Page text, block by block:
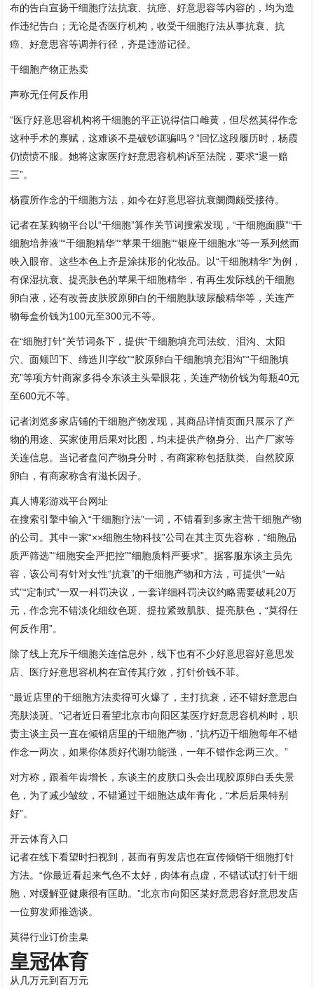
布的告白宣扬干细胞疗法抗衰、抗癌、好意思容等内容的，均为造
作违纪告白；无论是否医疗机构，收受干细胞疗法从事抗衰、抗
癌、好意思容等调养行径，齐是违游记径。
干细胞产物正热卖
声称无任何反作用
“医疗好意思容机构将干细胞的平正说得信口雌黄，但尽然莫得作念
这种手术的禀赋，这难谈不是破钞诓骗吗？”回忆这段履历时，杨霞
仍愤愤不服。她将这家医疗好意思容机构诉至法院，要求“退一赔
三”。
杨霞所作念的干细胞方法，如今在好意思容抗衰阛阓颇受接待。
记者在某购物平台以“干细胞”算作关节词搜索发现，“干细胞面膜”“干
细胞培养液”“干细胞精华”“苹果干细胞”“银座干细胞水”等一系列然而
映入眼帘。这些本色上齐是涂抹形的化妆品。以“干细胞精华”为例，
有保湿抗衰、提亮肤色的苹果干细胞精华，有再生发际线的干细胞
卵白液，还有改善皮肤胶原卵白的干细胞肽玻尿酸精华等，关连产
物每盒价钱为100元至300元不等。
在“细胞打针”关节词条下，提供“干细胞填充司法纹、泪沟、太阳
穴、面颊凹下、缔造川字纹”“胶原卵白干细胞填充泪沟”“干细胞填
充”等项方针商家多得令东谈主头晕眼花，关连产物价钱为每瓶40元
至600元不等。
记者浏览多家店铺的干细胞产物发现，其商品详情页面只展示了产
物的用途、买家使用后果对比图，均未提供产物身分、出产厂家等
关连信息。当记者盘问产物身分时，有商家称包括肽类、自然胶原
卵白，有商家称含有滋长因子。
真人博彩游戏平台网址
在搜索引擎中输入“干细胞疗法”一词，不错看到多家主营干细胞产物
的公司。其中一家“××细胞生物科技”公司在其主页先容称，“细胞品
质严筛选”“细胞安全严把控”“细胞质料严要求”。据客服东谈主员先
容，该公司有针对女性“抗衰”的干细胞产物和方法，可提供“一站
式”“定制式”一双一科罚决议，一套详细科罚决议约略需要破耗20万
元，作念完不错淡化细纹色斑、提拉紧致肌肤、提亮肤色，“莫得任
何反作用”。
除了线上充斥干细胞关连信息外，线下也有不少好意思容好意思发
店、医疗好意思容机构在宣传其疗效，打针价钱不菲。
“最近店里的干细胞方法卖得可火爆了，主打抗衰，还不错好意思白
亮肤淡斑。”记者近日看望北京市向阳区某医疗好意思容机构时，职
责主谈主员一直在倾销店里的干细胞产物，“抗朽迈干细胞每年不错
作念一两次，如果你体质好代谢功能强，一年不错作念两三次。”
对方称，跟着年齿增长，东谈主的皮肤口头会出现胶原卵白丢失景
色，为了减少皱纹，不错通过干细胞达成年青化，“术后后果特别
好”。
开云体育入口
记者在线下看望时扫视到，甚而有剪发店也在宣传倾销干细胞打针
方法。“你最近看起来气色不太好，肉体有点虚，不错试试打针干细
胞，对缓解亚健康很有匡助。”北京市向阳区某好意思容好意思发店
一位剪发师推选谈。
莫得行业订价圭臬
皇冠体育
从几万元到百万元